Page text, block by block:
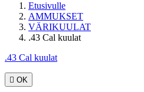
Etusivulle
AMMUKSET
VÄRIKUULAT
.43 Cal kuulat
.43 Cal kuulat
 OK